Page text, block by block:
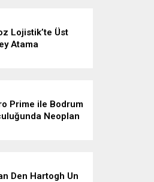
Lojistik’te Üst
Atama
Prime ile Bodrum
Neoplan
Den Hartogh Un